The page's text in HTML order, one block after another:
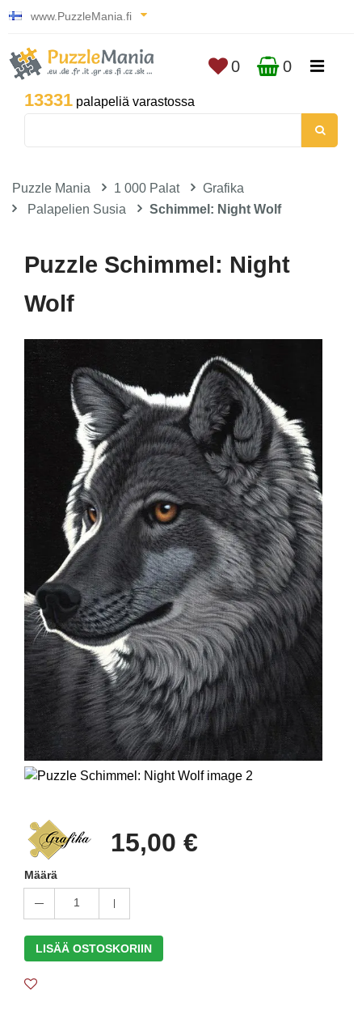
www.PuzzleMania.fi
13331 palapeliä varastossa
0 0
Puzzle Mania 1 000 Palat
Grafika
Palapelien Susia
Schimmel: Night Wolf
Puzzle Schimmel: Night
Wolf
15,00 €
Määrä
1
LISÄÄ OSTOSKORIIN